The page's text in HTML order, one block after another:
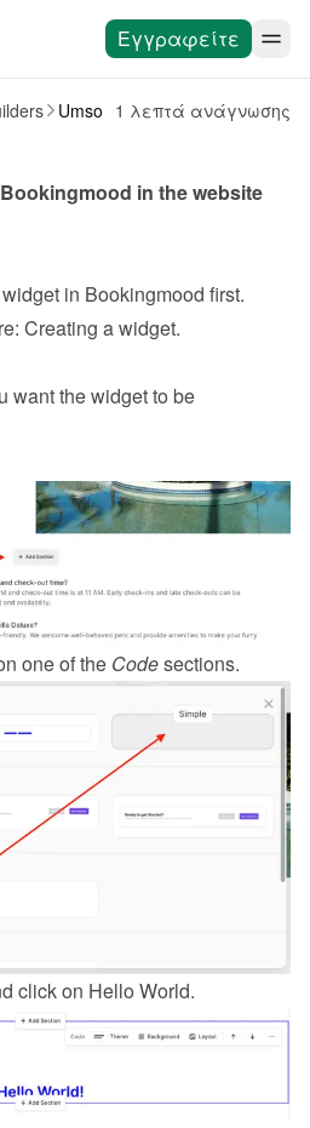
Εγγραφείτε
Umso 1 λεπτά ανάγνωσης
in the website
in Bookingmood first.
Creating a widget.
want the widget to be
one of the Code sections.
click on Hello World.